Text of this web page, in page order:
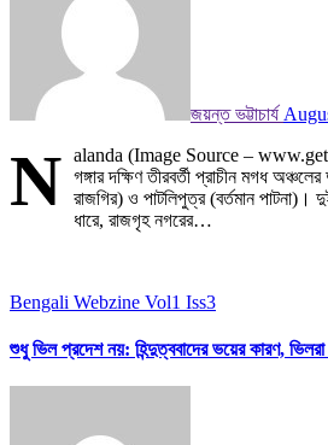
জয়ন্ত ভট্টাচার্য
N alanda (Image Source –
গঙ্গার দক্ষিণ তীরবর্তী প্রাচীন মগধ
রাজগির) ও পাটলিপুত্র (বর্তমান পাটনা)।
ধারে, রাজগৃহ নগরের…
Bengali Webzine Vol1 Iss3
শুধু ভিল প্রদেশ নয়: হিন্দুত্ববাদের ভয়ের কারণ,